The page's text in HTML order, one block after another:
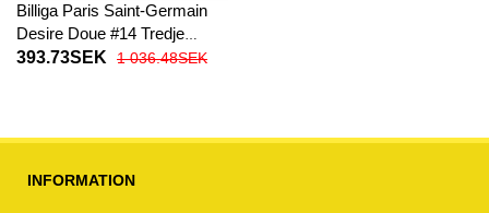
Billiga Paris Saint-Germain
Desire Doue #14 Tredje
fotbollskläder Dam 2025-26
393.73SEK 1 036.48SEK
INFORMATION